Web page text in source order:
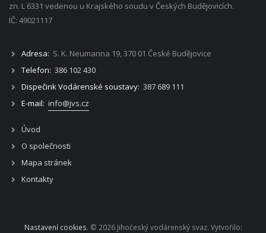
zn. L 6331 vedenou u Krajského soudu v Českých Budějovicích.
IČ: 49021117
Adresa: S. K. Neumanna 19, 370 01 České Budějovice
Telefon: 386 102 430
Dispečink Vodárenské soustavy: 387 689 111
E-mail: info@jvs.cz
Úvod
O společnosti
Mapa stránek
Kontakty
Nastavení cookies. © 2026 Jihočeský vodárenský svaz. Vytvořilo: